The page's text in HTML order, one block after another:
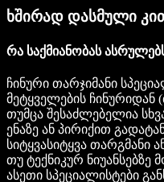
ხშირად დასმული
რა საქმიანობას
ჩინური თარჯიმანი
მეტყველების
თუმცა შესაძლებელია
ენაზე ან პირიქით
სიტყვასიტყვა
თუ ტექნიკურ
ასეთი სპეციალისტები